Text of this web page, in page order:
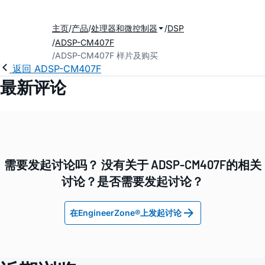
主页 产品 处理器和微控制器
DSP
ADSP-CM407F
ADSP-CM407F 样片及购买
返回 ADSP-CM407F
最新评论
需要发起讨论吗？ 没有关于 ADSP-CM407F的相关
讨论？是否需要发起讨论？
在EngineerZone®上发起讨论